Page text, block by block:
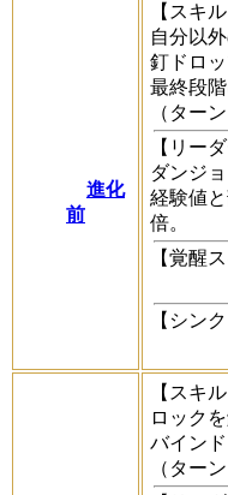
進化
前
【スキル
自分以
釘ドロッ
最終段階
（ター
【リー
ダンジ
経験値
倍。
【覚醒
【シン
【スキル
ロック
バインド
（ターン